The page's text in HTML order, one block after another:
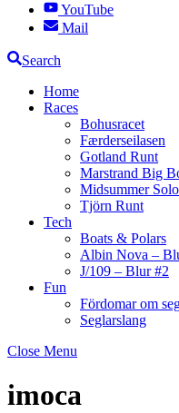
YouTube
Mail
Search
Home
Races
Bohusracet
Færderseilasen
Gotland Runt
Marstrand Big
Midsummer
Tjörn Runt
Tech
Boats & Polars
Albin Nova –
J/109 – Blur #2
Fun
Fördomar om
Seglarslang
Close Menu
imoca